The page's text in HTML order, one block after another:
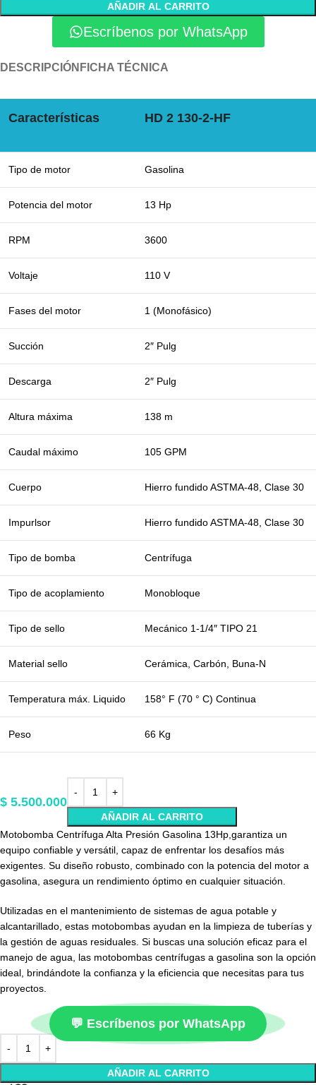
AÑADIR AL CARRITO
Escríbenos por WhatsApp
DESCRIPCIÓN FICHA TÉCNICA
Características HD 2 130-2-HF
Tipo de motor Gasolina
Potencia del motor 13 Hp
RPM 3600
Voltaje 110 V
Fases del motor 1 (Monofásico)
Succión 2″ Pulg
Descarga 2″ Pulg
Altura máxima 138 m
Caudal máximo 105 GPM
Cuerpo Hierro fundido ASTMA-48, Clase 30
Impurlsor Hierro fundido ASTMA-48, Clase 30
Tipo de bomba Centrífuga
Tipo de acoplamiento Monobloque
Tipo de sello Mecánico 1-1/4″ TIPO 21
Material sello Cerámica, Carbón, Buna-N
Temperatura máx. Liquido 158° F (70 ° C) Continua
Peso 66 Kg
$ 5.500.000
AÑADIR AL CARRITO
Motobomba Centrífuga Alta Presión Gasolina 13Hp,garantiza un
equipo confiable y versátil, capaz de enfrentar los desafíos más
exigentes. Su diseño robusto, combinado con la potencia del motor a
gasolina, asegura un rendimiento óptimo en cualquier situación.
Utilizadas en el mantenimiento de sistemas de agua potable y
alcantarillado, estas motobombas ayudan en la limpieza de tuberías y
la gestión de aguas residuales. Si buscas una solución eficaz para el
manejo de agua, las motobombas centrífugas a gasolina son la opción
ideal, brindándote la confianza y la eficiencia que necesitas para tus
proyectos.
💬 Escríbenos por WhatsApp
AÑADIR AL CARRITO